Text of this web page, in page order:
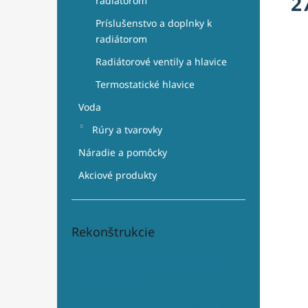
Príslušenstvo a doplnky k
radiátorom
Radiátorové ventily a hlavice
Termostatické hlavice
Voda
Rúry a tvarovky
Náradie a pomôcky
Akciové produkty
Rekonštrukcie